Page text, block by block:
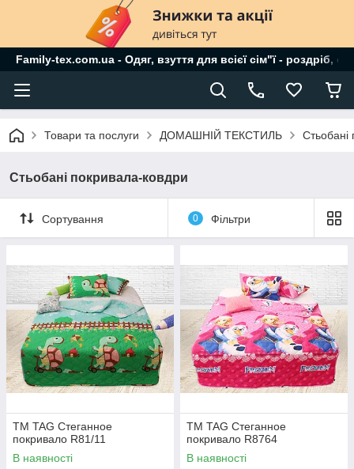
Family-tex.com.ua - Одяг, взуття для всієї сім"ї - роздріб,
Товари та послуги ДОМАШНІЙ ТЕКСТИЛЬ Стьобані
Стьобані покривала-ковдри
Сортування 0 Фільтри
ТМ TAG Стеганное
покривало R81/11
В наявності
ТМ TAG Стеганное
покривало R8764
В наявності